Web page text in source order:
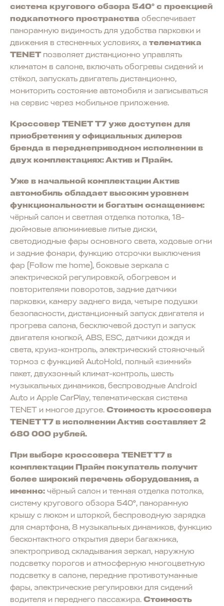
система кругового обзора 540° с проекцией
подкапотного пространства обеспечивает
панорамную видимость для удобства парковки и
движения в стесненных условиях, а телематика
TENETпозволяет дистанционно управлять
климатом в салоне, включать обогревы сидений и
стёкол, запускать двигатель дистанционно,
мониторить состояние автомобиля и записываться
на сервис через мобильное приложение.
Кроссовер TENET T7 уже доступен для
приобретения у официальных дилеров
бренда в переднеприводном исполнении в
двух комплектациях: Актив и Прайм.
Уже в начальной комплектации Актив
автомобиль обладает высоким уровнем
функциональности и богатым оснащением:
чёрный салон и светлая отделка потолка, 18-
дюймовые алюминиевые литые диски,
светодиодные фары основного света, ходовые огни
и задние фонари, функцию отсрочки выключения
фар (Follow me home), боковые зеркала с
электрической регулировкой, обогревом и
повторителями поворотов, задние датчики
парковки, камеру заднего вида, четыре подушки
безопасности, дистанционный запуск двигателя и
прогрева салона, бесключевой доступ и запуск
двигателя кнопкой, ABS, ESC, датчики дождя и
света, круиз-контроль, электрический стояночный
тормоз с функцией AutoHold, полный «зимний»
пакет, двухзонный климат-контроль, шесть
музыкальных динамиков, беспроводные Android
Auto и Apple CarPlay, телематическая система
TENET и многое другое. Стоимость кроссовера
TENET T7 в исполнении Актив составляет 2
680 000 рублей.
При выборе кроссовера TENET T7 в
комплектации Прайм покупатель получит
более широкий перечень оборудования, а
именно: чёрный салон и темная отделка потолка,
систему кругового обзора 540°, панорамную
крышу с люком и шторкой, беспроводную зарядка
для смартфона, 8 музыкальных динамиков, функцию
бесконтактного открытия двери багажника,
электропривод складывания зеркал, наружную
подсветку порогов и атмосферную многоцветную
подсветку в салоне, передние противотуманные
фары, электрические регулировки для сидений
водителя и переднего пассажира. Стоимость